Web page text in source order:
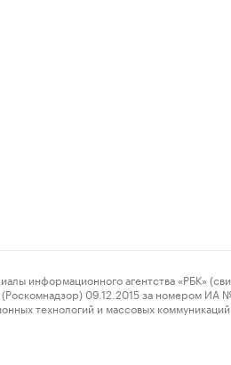
агентства «РБК»
09.12.2015 за номером ИА
технологий и массовых